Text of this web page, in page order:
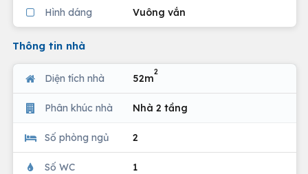
Hình dáng Vuông vắn
Thông tin nhà
Diện tích nhà 52m
2
Phân khúc nhà Nhà 2 tầng
Số phòng ngủ 2
Số WC 1